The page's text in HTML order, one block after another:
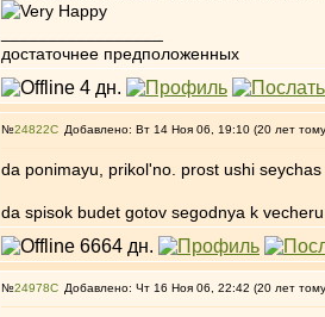
достаточнее предположенных
№24822 Добавлено: Вт 14 Ноя 06, 19:10 (20 лет
da ponimayu, prikol'no. prost ushi
da spisok budet gotov segodnya k
№24978 Добавлено: Чт 16 Ноя 06, 22:42 (20 лет